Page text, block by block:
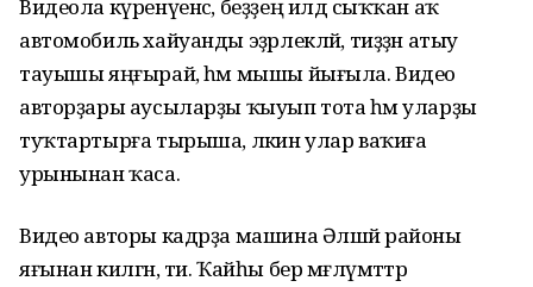
Видеола күренүенсә, беҙҙең илдә сыҡҡан аҡ
автомобиль хайуанды эҙәрлекләй, тиҙҙән атыу
тауышы яңғырай, һәм мышы йығыла. Видео
авторҙары аусыларҙы ҡыуып тота һәм уларҙы
туҡтартырға тырыша, ләкин улар ваҡиға
урынынан ҡаса.
Видео авторы кадрҙа машина Әлшәй районы
яғынан килгән, ти. Ҡайһы бер мәғлүмәттәр